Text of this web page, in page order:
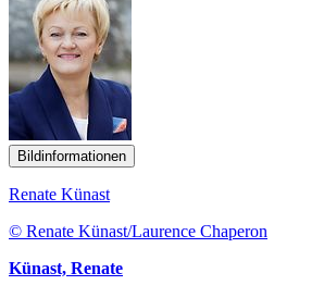
Bildinformationen
Renate Künast
© Renate Künast/Laurence Chaperon
Künast, Renate